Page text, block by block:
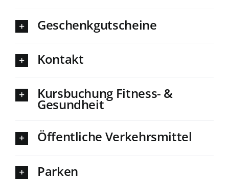
Geschenkgutscheine
Kontakt
Kursbuchung Fitness- &
Gesundheit
Öffentliche Verkehrsmittel
Parken